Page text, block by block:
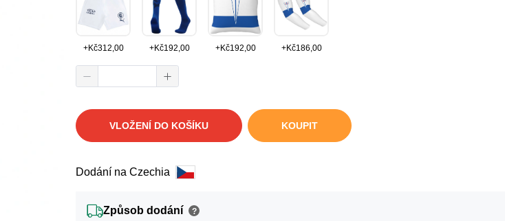
+Kč312,00 +Kč192,00 +Kč192,00 +Kč186,00
VLOŽENÍ DO KOŠÍKU KOUPIT
Dodání na Czechia
Způsob dodání ?